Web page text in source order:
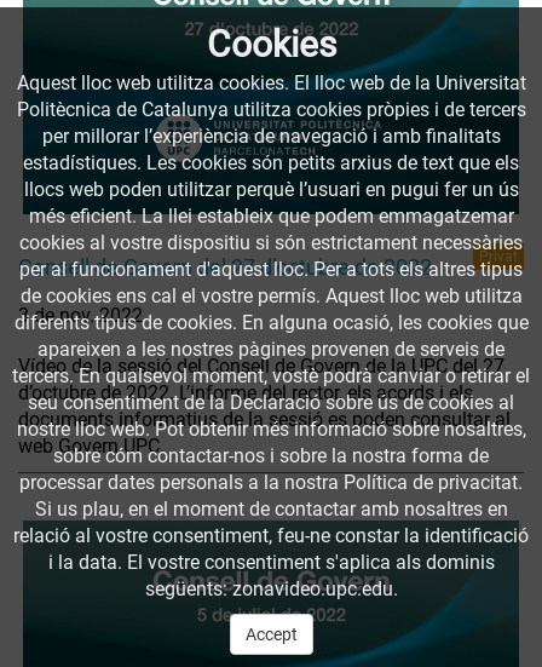
Consell de Govern del 27 d’octubre de 2022 Privat
3 de nov. 2022
Vídeo de la sessió del Consell de Govern de la UPC del 27
d’octubre de 2022. L’informe del rector, els acords i els
documents informatius de la sessió es poden consultar al
web Govern UPC.
Cookies
Aquest lloc web utilitza cookies. El lloc web de la Universitat
Politècnica de Catalunya utilitza cookies pròpies i de tercers
per millorar l’experiència de navegació i amb finalitats
estadístiques. Les cookies són petits arxius de text que els
llocs web poden utilitzar perquè l’usuari en pugui fer un ús
més eficient. La llei estableix que podem emmagatzemar
cookies al vostre dispositiu si són estrictament necessàries
per al funcionament d'aquest lloc. Per a tots els altres tipus
de cookies ens cal el vostre permís. Aquest lloc web utilitza
diferents tipus de cookies. En alguna ocasió, les cookies que
apareixen a les nostres pàgines provenen de serveis de
tercers. En qualsevol moment, vostè podrà canviar o retirar el
seu consentiment de la Declaració sobre ús de cookies al
nostre lloc web. Pot obtenir més informació sobre nosaltres,
sobre cóm contactar-nos i sobre la nostra forma de
processar dates personals a la nostra Política de privacitat.
Si us plau, en el moment de contactar amb nosaltres en
relació al vostre consentiment, feu-ne constar la identificació
i la data. El vostre consentiment s'aplica als dominis
següents: zonavideo.upc.edu.
Accept